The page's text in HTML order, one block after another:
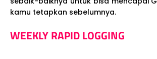
kamu tetapkan sebelumnya.
WEEKLY RAPID LOGGING